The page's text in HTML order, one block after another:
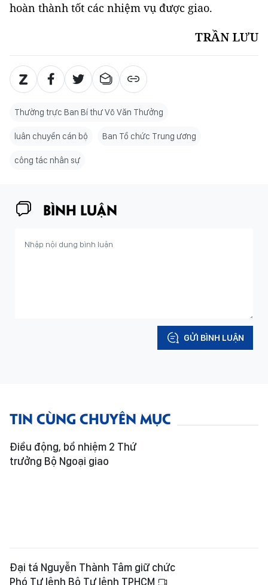
hoàn thành tốt các nhiệm vụ được giao.
TRẦN LƯU
Thường trực Ban Bí thư Võ Văn Thưởng
luân chuyển cán bộ Ban Tổ chức Trung ương
công tác nhân sự
BÌNH LUẬN
GỬI BÌNH LUẬN
TIN CÙNG CHUYÊN MỤC
Điều động, bổ nhiệm 2 Thứ
trưởng Bộ Ngoại giao